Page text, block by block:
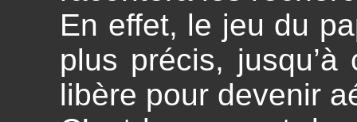
En effet, le jeu du
plus précis,
libère pour devenir